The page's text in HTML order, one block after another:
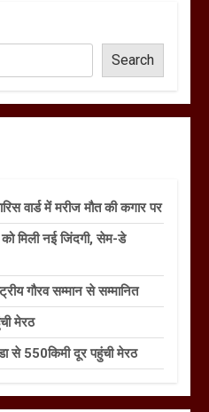
Search
वार्ड में मरीज मौत की कगार पर
मिली नई जिंदगी, सेम-डे
गौरव सम्मान से सम्मानित
मेरठ
से 550किमी दूर पहुंची मेरठ